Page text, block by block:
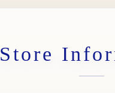
Store